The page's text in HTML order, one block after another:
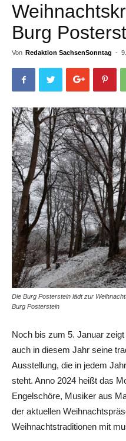
Burg
Von Redaktion SachsenSonntag -
Die Burg Posterstein lädt zur
Burg Posterstein
Noch bis zum 5. Januar
auch in diesem Jahr seine
Ausstellung, die in jedem
steht. Anno 2024 heißt das
Engelschöre, Musiker aus
der aktuellen
Weihnachtstraditionen mit